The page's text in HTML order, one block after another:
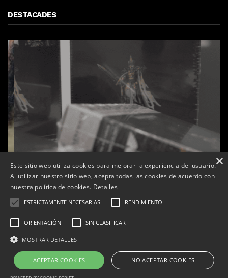
DESTACADES
de referència de Warhammer a Lleida
Per Tàrrega Televisió 22, abril, 2026 - 08:10
×
Este sitio web utiliza cookies para mejorar la experiencia del usuario.
Al utilizar nuestro sitio web, acepta todas las cookies de acuerdo con
nuestra política de cookies. Detalles
ESTRICTAMENTE NECESARIAS RENDIMIENTO
ORIENTACIÓN SIN CLASIFICAR
MOSTRAR DETALLES
ACEPTAR COOKIES NO ACEPTAR COOKIES